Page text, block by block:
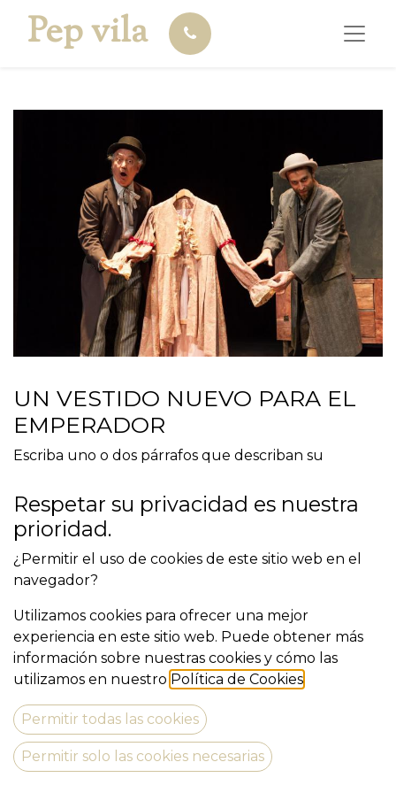
Pep vila
UN VESTIDO NUEVO PARA EL
EMPERADOR
Escriba uno o dos párrafos que describan su
debe ser útil para sus lectores.
Comience con el cliente – descubra lo que quiere y
déselo.
Pep Vila
vila.pep@gmail.com
Respetar su privacidad es nuestra
prioridad.
¿Permitir el uso de cookies de este sitio web en el
navegador?
Utilizamos cookies para ofrecer una mejor
experiencia en este sitio web. Puede obtener más
información sobre nuestras cookies y cómo las
utilizamos en nuestro Política de Cookies
Permitir todas las cookies
Permitir solo las cookies necesarias